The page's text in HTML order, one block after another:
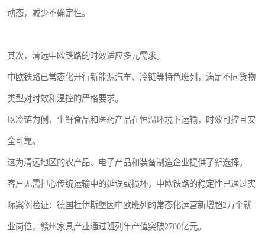
动态，减少不确定性。
其次，清远中欧铁路的时效适应多元需求。
中欧铁路已常态化开行新能源汽车、冷链等特色班列，满足不同货物
类型对时效和温控的严格要求。
以冷链为例，生鲜食品和医药产品在恒温环境下运输，时效可控且安
全可靠。
这为清远地区的农产品、电子产品和装备制造企业提供了新选择。
客户无需担心传统运输中的延误或损坏，中欧铁路的稳定性已通过实
际案例验证：德国杜伊斯堡因中欧班列的常态化运营新增超2万个就
业岗位，赣州家具产业通过班列年产值突破2700亿元。